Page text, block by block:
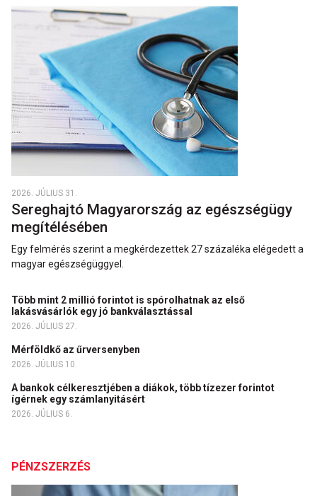
2026. JÚLIUS 31.
Sereghajtó Magyarország az egészségügy
megítélésében
Egy felmérés szerint a megkérdezettek 27 százaléka elégedett a
magyar egészségüggyel.
Több mint 2 millió forintot is spórolhatnak az első
lakásvásárlók egy jó bankválasztással
2026. JÚLIUS 27.
Mérföldkő az űrversenyben
2026. JÚLIUS 10.
A bankok célkeresztjében a diákok, több tízezer forintot
ígérnek egy számlanyitásért
2026. JÚLIUS 6.
PÉNZSZERZÉS